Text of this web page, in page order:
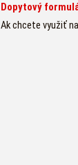
Dopytový
Ak chcete využiť